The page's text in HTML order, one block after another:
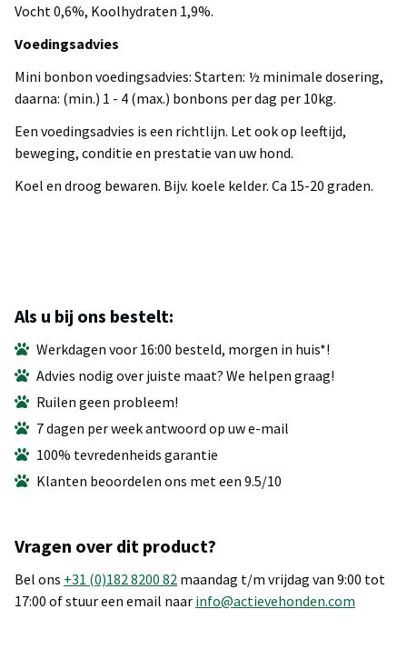
Vocht 0,6%, Koolhydraten 1,9%.
Voedingsadvies
Mini bonbon voedingsadvies: Starten: ½ minimale dosering,
daarna: (min.) 1 - 4 (max.) bonbons per dag per 10kg.
Een voedingsadvies is een richtlijn. Let ook op leeftijd,
beweging, conditie en prestatie van uw hond.
Koel en droog bewaren. Bijv. koele kelder. Ca 15-20 graden.
Als u bij ons bestelt:
Werkdagen voor 16:00 besteld, morgen in huis*!
Advies nodig over juiste maat? We helpen graag!
Ruilen geen probleem!
7 dagen per week antwoord op uw e-mail
100% tevredenheids garantie
Klanten beoordelen ons met een 9.5/10
Vragen over dit product?
Bel ons +31 (0)182 8200 82 maandag t/m vrijdag van 9:00 tot
17:00 of stuur een email naar info@actievehonden.com